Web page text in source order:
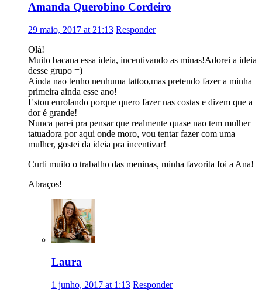
Amanda Querobino Cordeiro
29 maio, 2017 at 21:13 Responder
Olá!
Muito bacana essa ideia, incentivando as minas!Adorei a ideia
desse grupo =)
Ainda nao tenho nenhuma tattoo,mas pretendo fazer a minha
primeira ainda esse ano!
Estou enrolando porque quero fazer nas costas e dizem que a
dor é grande!
Nunca parei pra pensar que realmente quase nao tem mulher
tatuadora por aqui onde moro, vou tentar fazer com uma
mulher, gostei da ideia pra incentivar!
Curti muito o trabalho das meninas, minha favorita foi a Ana!
Abraços!
Laura
1 junho, 2017 at 1:13 Responder